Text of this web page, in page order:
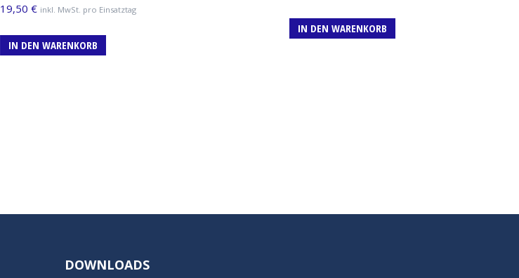
19,50 € inkl. MwSt. pro Einsatztag
IN DEN WARENKORB
IN DEN WARENKORB
DOWNLOADS